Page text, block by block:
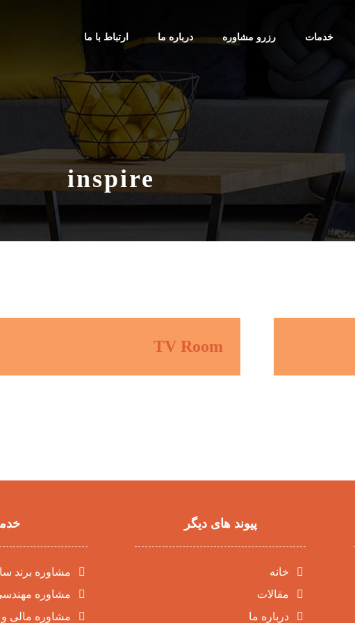
خدمات رزرو مشاوره درباره ما ارتباط با ما
inspire
TV Room
پیوند های دیگر
خانه
مقالات
درباره ما
مشاوره برند
مشاوره
مشاوره مالی و